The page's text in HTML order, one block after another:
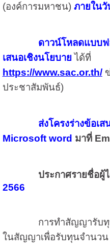
(องค์การมหาชน) ภายใน
ดาวน์โหลดแบบฟ
เสนอเชิงนโยบาย ได้ที่
https://www.sac.or.th/ข่
ประชาสัมพันธ์)
ส่งโครงร่างข้อเ
Microsoft word มาที่
ประกาศรายชื่อผู้
2566
การทำสัญญารับทุน
ในสัญญาเพื่อรับทุนจำนวน